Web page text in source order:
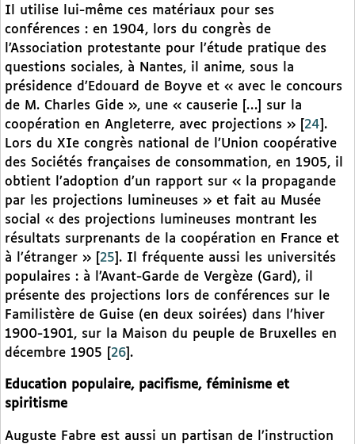
Il utilise lui-même ces matériaux pour ses
conférences : en 1904, lors du congrès de
l’Association protestante pour l’étude pratique des
questions sociales, à Nantes, il anime, sous la
présidence d’Edouard de Boyve et « avec le concours
de M. Charles Gide », une « causerie […] sur la
coopération en Angleterre, avec projections »
24 .
Lors du XIe congrès national de l’Union coopérative
des Sociétés françaises de consommation, en 1905, il
obtient l’adoption d’un rapport sur « la propagande
par les projections lumineuses » et fait au Musée
social « des projections lumineuses montrant les
résultats surprenants de la coopération en France et
à l’étranger »
25 . Il fréquente aussi les universités
populaires : à l’Avant-Garde de Vergèze (Gard), il
présente des projections lors de conférences sur le
Familistère de Guise (en deux soirées) dans l’hiver
1900-1901, sur la Maison du peuple de Bruxelles en
décembre 1905
26 .
Education populaire, pacifisme, féminisme et
spiritisme
Auguste Fabre est aussi un partisan de l’instruction